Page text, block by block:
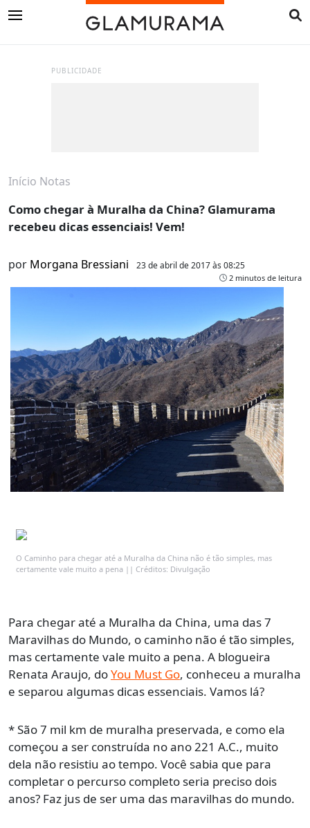
PUBLICIDADE
Início Notas
Como chegar à Muralha da China? Glamurama
recebeu dicas essenciais! Vem!
por Morgana Bressiani 23 de abril de 2017 às 08:25
2 minutos de leitura
O Caminho para chegar até a Muralha da China não é tão simples, mas
certamente vale muito a pena || Créditos: Divulgação
Para chegar até a Muralha da China, uma das 7
Maravilhas do Mundo, o caminho não é tão simples,
mas certamente vale muito a pena. A blogueira
Renata Araujo, doYou Must Go, conheceu a muralha
e separou algumas dicas essenciais. Vamos lá?
* São 7 mil km de muralha preservada, e como ela
começou a ser construída no ano 221 A.C., muito
dela não resistiu ao tempo. Você sabia que para
completar o percurso completo seria preciso dois
anos? Faz jus de ser uma das maravilhas do mundo.